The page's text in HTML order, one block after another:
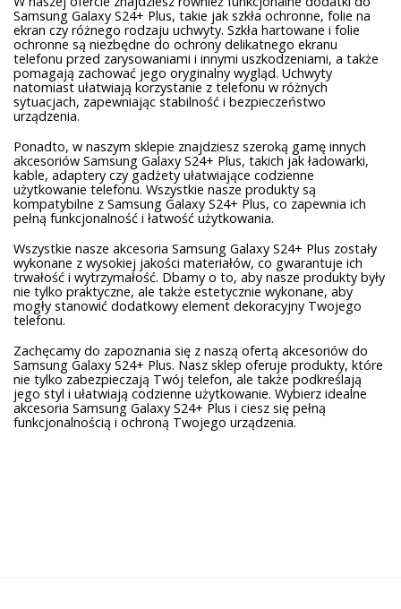
Samsung Galaxy S24+ Plus, takie jak szkła ochronne, folie na
ekran czy różnego rodzaju uchwyty. Szkła hartowane i folie
ochronne są niezbędne do ochrony delikatnego ekranu
telefonu przed zarysowaniami i innymi uszkodzeniami, a także
pomagają zachować jego oryginalny wygląd. Uchwyty
natomiast ułatwiają korzystanie z telefonu w różnych
sytuacjach, zapewniając stabilność i bezpieczeństwo
urządzenia.
Ponadto, w naszym sklepie znajdziesz szeroką gamę innych
akcesoriów Samsung Galaxy S24+ Plus, takich jak ładowarki,
kable, adaptery czy gadżety ułatwiające codzienne
użytkowanie telefonu. Wszystkie nasze produkty są
kompatybilne z Samsung Galaxy S24+ Plus, co zapewnia ich
pełną funkcjonalność i łatwość użytkowania.
Wszystkie nasze akcesoria Samsung Galaxy S24+ Plus zostały
wykonane z wysokiej jakości materiałów, co gwarantuje ich
trwałość i wytrzymałość. Dbamy o to, aby nasze produkty były
nie tylko praktyczne, ale także estetycznie wykonane, aby
mogły stanowić dodatkowy element dekoracyjny Twojego
telefonu.
Zachęcamy do zapoznania się z naszą ofertą akcesoriów do
Samsung Galaxy S24+ Plus. Nasz sklep oferuje produkty, które
nie tylko zabezpieczają Twój telefon, ale także podkreślają
jego styl i ułatwiają codzienne użytkowanie. Wybierz idealne
akcesoria Samsung Galaxy S24+ Plus i ciesz się pełną
funkcjonalnością i ochroną Twojego urządzenia.